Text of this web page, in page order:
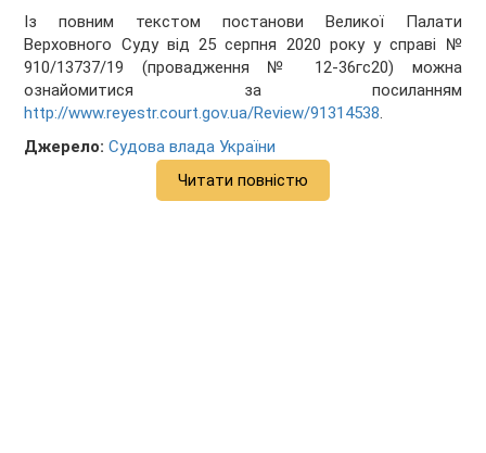
Із повним текстом постанови Великої Палати
Верховного Суду від 25 серпня 2020 року у справі №
910/13737/19 (провадження № 12-36гс20) можна
ознайомитися за посиланням
http://www.reyestr.court.gov.ua/Review/91314538.
Джерело: Судова влада України
Читати повністю